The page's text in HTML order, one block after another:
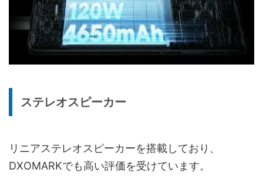
ステレオスピーカー
リニアステレオスピーカーを搭載しており、
DXOMARKでも高い評価を受けています。